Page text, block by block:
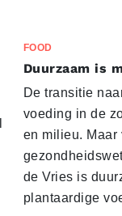
FOOD
Duurzaam is
De transitie
voeding in de
en milieu. Maar
de Vries is
plantaardige